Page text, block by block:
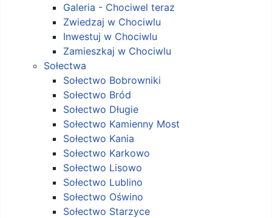
Galeria - Chociwel teraz
Zwiedzaj w Chociwlu
Inwestuj w Chociwlu
Zamieszkaj w Chociwlu
Sołectwa
Sołectwo Bobrowniki
Sołectwo Bród
Sołectwo Długie
Sołectwo Kamienny Most
Sołectwo Kania
Sołectwo Karkowo
Sołectwo Lisowo
Sołectwo Lublino
Sołectwo Oświno
Sołectwo Starzyce